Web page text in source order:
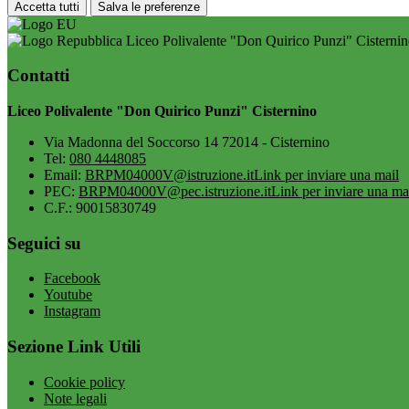
Accetta tutti Salva le preferenze
Liceo Polivalente "Don Quirico Punzi"
Contatti
Liceo Polivalente "Don Quirico Punzi" Cisternino
Via Madonna del Soccorso 14 72014 - Cisternino
Tel: 080 4448085
Email: BRPM04000V@istruzione.itLink per inviare una mail
PEC: BRPM04000V@pec.istruzione.itLink per inviare una
C.F.: 90015830749
Seguici su
Facebook
Youtube
Instagram
Sezione Link Utili
Cookie policy
Note legali